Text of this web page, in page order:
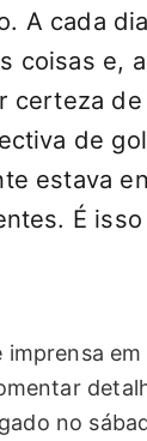
A cada
coisas e,
certeza de
de
estava
É
em
no